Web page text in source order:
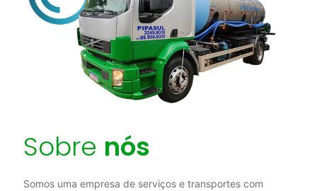
Sobre nós
Somos uma empresa de serviços e transportes com